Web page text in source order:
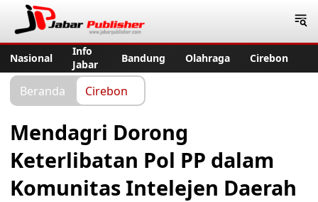
Nasional
Info
Jabar
Bandung Olahraga Cirebon
Beranda Cirebon
Mendagri Dorong
Keterlibatan Pol PP dalam
Komunitas Intelejen Daerah